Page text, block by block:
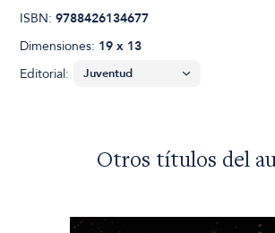
ISBN:9788426134677
Dimensiones: 19 x 13
Editorial:
Otros títulos del